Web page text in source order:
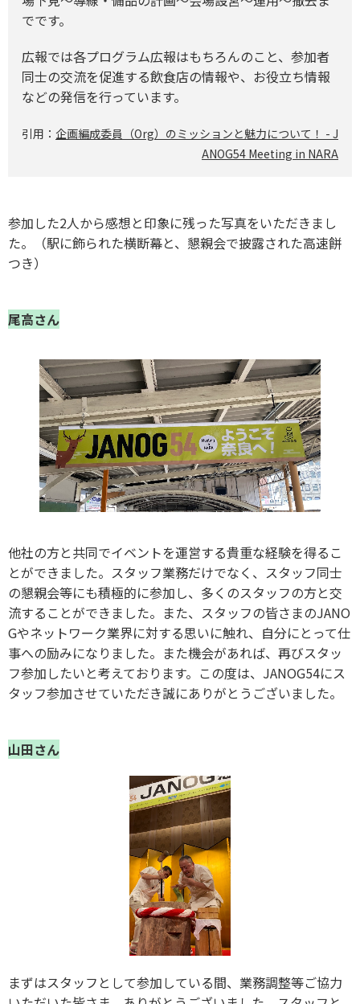
でです。
広報では各プログラム広報はもちろんのこと、参加者
同士の交流を促進する飲食店の情報や、お役立ち情報
などの発信を行っています。
引用： 企画編成委員（Org）のミッションと魅力について！ - J
ANOG54 Meeting in NARA
参加した2人から感想と印象に残った写真をいただきまし
た。（駅に飾られた横断幕と、 懇親会で披露された高速餅
つき）
尾高さん
他社の方と共同でイベントを運営する貴重な経験を得るこ
とができました。スタッフ業務だけでなく、スタッフ同士
の懇親会等にも積極的に参加し、多くのスタッフの方と交
流することができました。また、スタッフの皆さまのJANO
Gやネットワーク業界に対する思いに触れ、自分にとって仕
事への励みになりました。また機会があれば、再びスタッ
フ参加したいと考えております。この度は、JANOG54にス
タッフ参加させていただき誠にありがとうございました。
山田さん
まずはスタッフとして参加している間、業務調整等ご協力